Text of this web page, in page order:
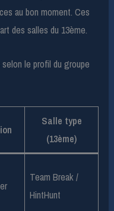
au bon moment. Ces
des salles du 13ème.
le profil du groupe
Salle type
(13ème)
Team Break /
HintHunt